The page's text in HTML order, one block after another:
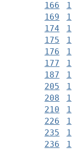
166
1
169
1
174
1
175
1
176
1
177
1
187
1
205
1
208
1
210
1
226
1
235
1
236
1